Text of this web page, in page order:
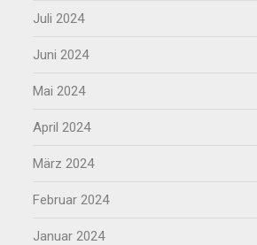
Juli 2024
Juni 2024
Mai 2024
April 2024
März 2024
Februar 2024
Januar 2024